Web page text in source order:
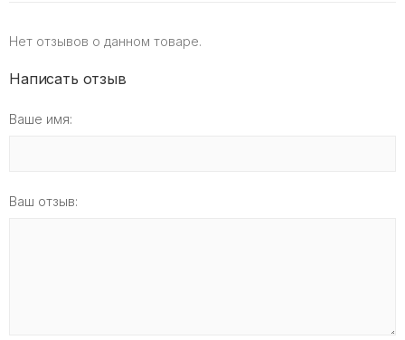
Нет отзывов о данном товаре.
Написать отзыв
Ваше имя:
Ваш отзыв: